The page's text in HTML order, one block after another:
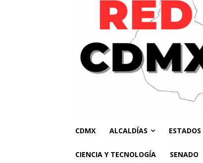
CDMX ALCALDÍAS ESTADOS
CIENCIA Y TECNOLOGÍA SENADO